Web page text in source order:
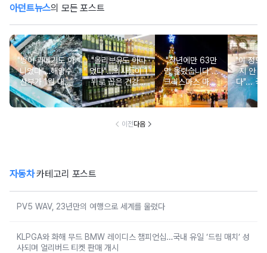
아던트뉴스의 모든 포스트
"방어·과메기도 아
니었다"…해양수
산부가 1월 대표
보양식으로 선정
한 의외의 '수산물'
"올리브유도 아니
었다"…의사들이 1
위로 꼽은 건강에
좋은 이 '오일' 대
체 뭐길래
"작년에만 63만
명 몰렸습니다"...
크리스마스 마켓·
봄꽃 돔 등 이색
무료 축제
"이 정도
지 안 가
다"... 국
00% 자
천
이전다음
자동차카테고리 포스트
PV5 WAV, 23년만의 여행으로 세계를 울렸다
KLPGA와 화해 무드 BMW 레이디스 챔피언십…국내 유일 ‘드림 매치’ 성
사되며 얼리버드 티켓 판매 개시